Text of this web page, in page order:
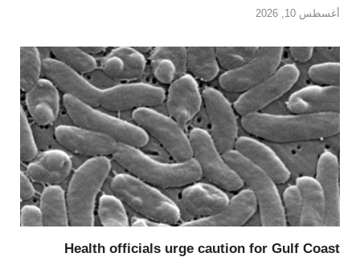
أغسطس 10, 2026
Health officials urge caution for Gulf Coast